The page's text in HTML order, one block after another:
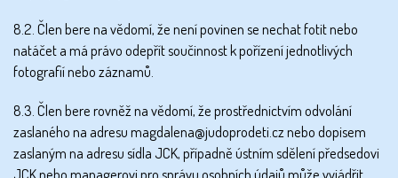
8.2. Člen bere na vědomí, že není povinen se nechat fotit nebo
natáčet a má právo odepřít součinnost k pořízení jednotlivých
fotografií nebo záznamů.
8.3. Člen bere rovněž na vědomí, že prostřednictvím odvolání
zaslaného na adresu magdalena@judoprodeti.cz nebo dopisem
zaslaným na adresu sídla JCK, případně ústním sdělení předsedovi
JCK nebo managerovi pro správu osobních údajů může vyjádřit